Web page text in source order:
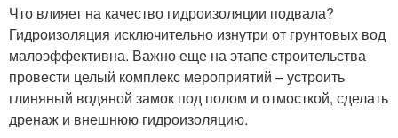
Что влияет на качество гидроизоляции подвала?
Гидроизоляция исключительно изнутри от грунтовых вод
малоэффективна. Важно еще на этапе строительства
провести целый комплекс мероприятий – устроить
глиняный водяной замок под полом и отмосткой, сделать
дренаж и внешнюю гидроизоляцию.